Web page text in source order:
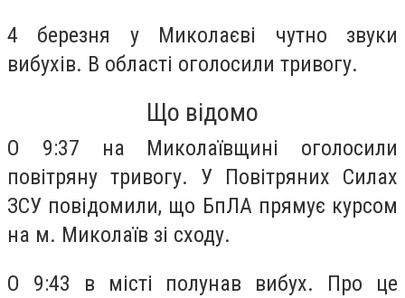
4 березня у Миколаєві чутно звуки
вибухів. В області оголосили тривогу.
Що відомо
О 9:37 на Миколаївщині оголосили
повітряну тривогу. У Повітряних Силах
ЗСУ повідомили, що БпЛА прямує курсом
на м. Миколаїв зі сходу.
О 9:43 в місті полунав вибух. Про це